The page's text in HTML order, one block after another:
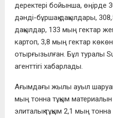
деректері бойынша, өңірде
дәнді-бұршақ дақылдары,
дақылдар, 133 мың гектар
картоп, 3,8 мың гектар
отырғызылған. Бұл туралы
агенттігі хабарлады.
Ағымдағы жылы ауыл
мың тонна тұқым материалын
элиталық тұқым 2,1 мың тонна